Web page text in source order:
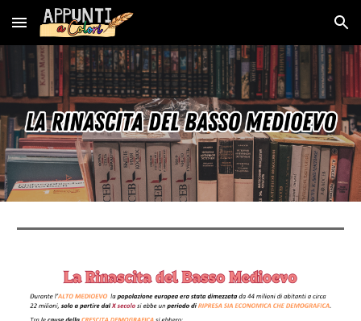
Skip to main content Skip to navigation